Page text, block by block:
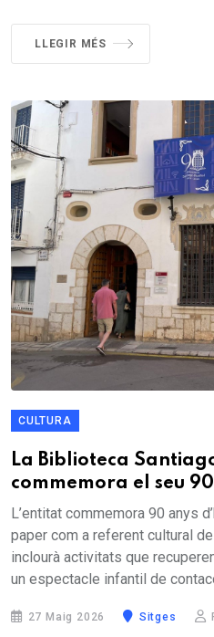
LLEGIR MÉS
CULTURA
La Biblioteca
commemora el seu
L’entitat commemora 90 anys
paper com a referent cultural
inclourà activitats que
un espectacle infantil de
27 Maig 2026 Sitges